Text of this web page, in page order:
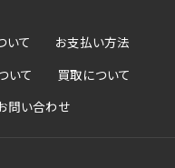
いて お支払い方法
いて 買取について
問い合わせ